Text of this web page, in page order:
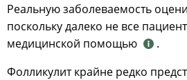
Реальную заболеваемость
поскольку далеко не все
медицинской помощью
.
Фолликулит крайне редко